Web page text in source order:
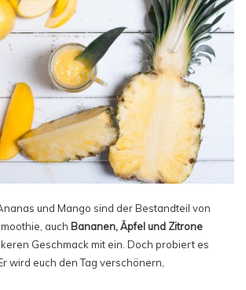
und Mango sind der Bestandteil von
auch Bananen, Äpfel und Zitrone
Geschmack mit ein. Doch probiert es
wird euch den Tag verschönern,